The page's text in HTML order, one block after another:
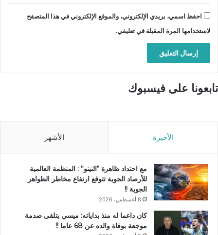
احفظ اسمي، بريدي الإلكتروني، والموقع الإلكتروني في هذا المتصفح
لاستخدامها المرة المقبلة في تعليقي.
تابعونا على فيسبوك
الأخيرة الأشهر
مع احتداد ظاهرة “النينو” : المنظمة العالمية
للأرصاد الجوية تتوقع ارتفاع مخاطر الظواهر
الجوية !!
8 أغسطس، 2026
كان داعما له منذ بداياته: ميسي يتلقى صدمة
موجعة بوفاة والده عن 68 عاما !!